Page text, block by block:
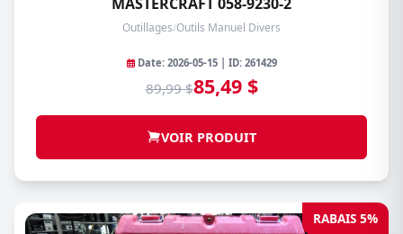
Outillages/Outils Manuel Divers
Date: 2026-05-15 | ID: 261429
89,99 $85,49 $
VOIR PRODUIT
RABAIS 5%